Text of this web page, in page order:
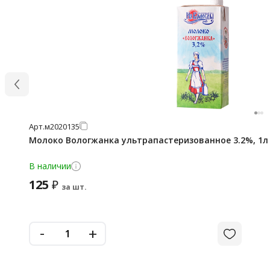
Арт.м2020135
Молоко Вологжанка ультрапастеризованное 3.2%, 1л
В наличии
125 ₽ за шт.
- +